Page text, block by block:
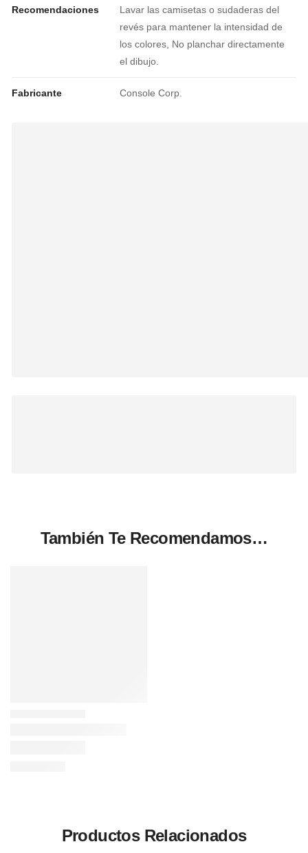
Recomendaciones
Lavar las camisetas o sudaderas del
revés para mantener la intensidad de
los colores, No planchar directamente
el dibujo.
Fabricante Console Corp.
También Te Recomendamos…
Productos Relacionados